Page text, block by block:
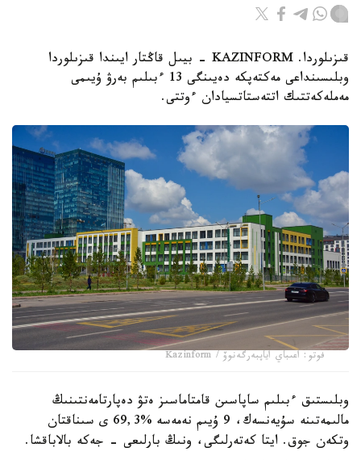
قىزىلوردا. KAZINFORM - بيىل قاڭتار ايىندا قىزىلوردا
وبلىسىنداعى مەكتەپكە دەيىنگى 13 ءبىلىم بەرۋ ۇيىمى
مەملەكەتتىك اتتەستاتسيادان ءوتتى.
فوتو: اعىباي اياپبەرگەنوۆ / Kazinform
وبلىستىق ءبىلىم ساپاسىن قامتاماسىز ەتۋ دەپارتامەنتىنىڭ
مالىمەتىنە سۇيەنسەك، 9 ۇيىم نەمەسە %69,3 ى سىناقتان
وتكەن جوق. ايتا كەتەرلىگى، ونىڭ بارلىعى - جەكە بالاباقشا.